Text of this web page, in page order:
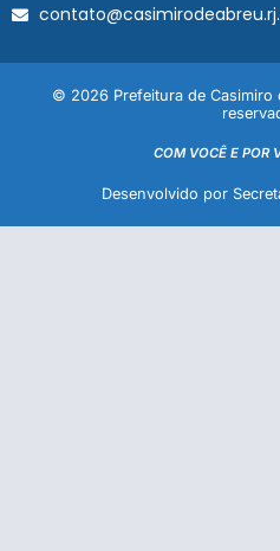
© 2026 Prefeitura de Casimiro
COM VOCÊ E POR
Desenvolvido por